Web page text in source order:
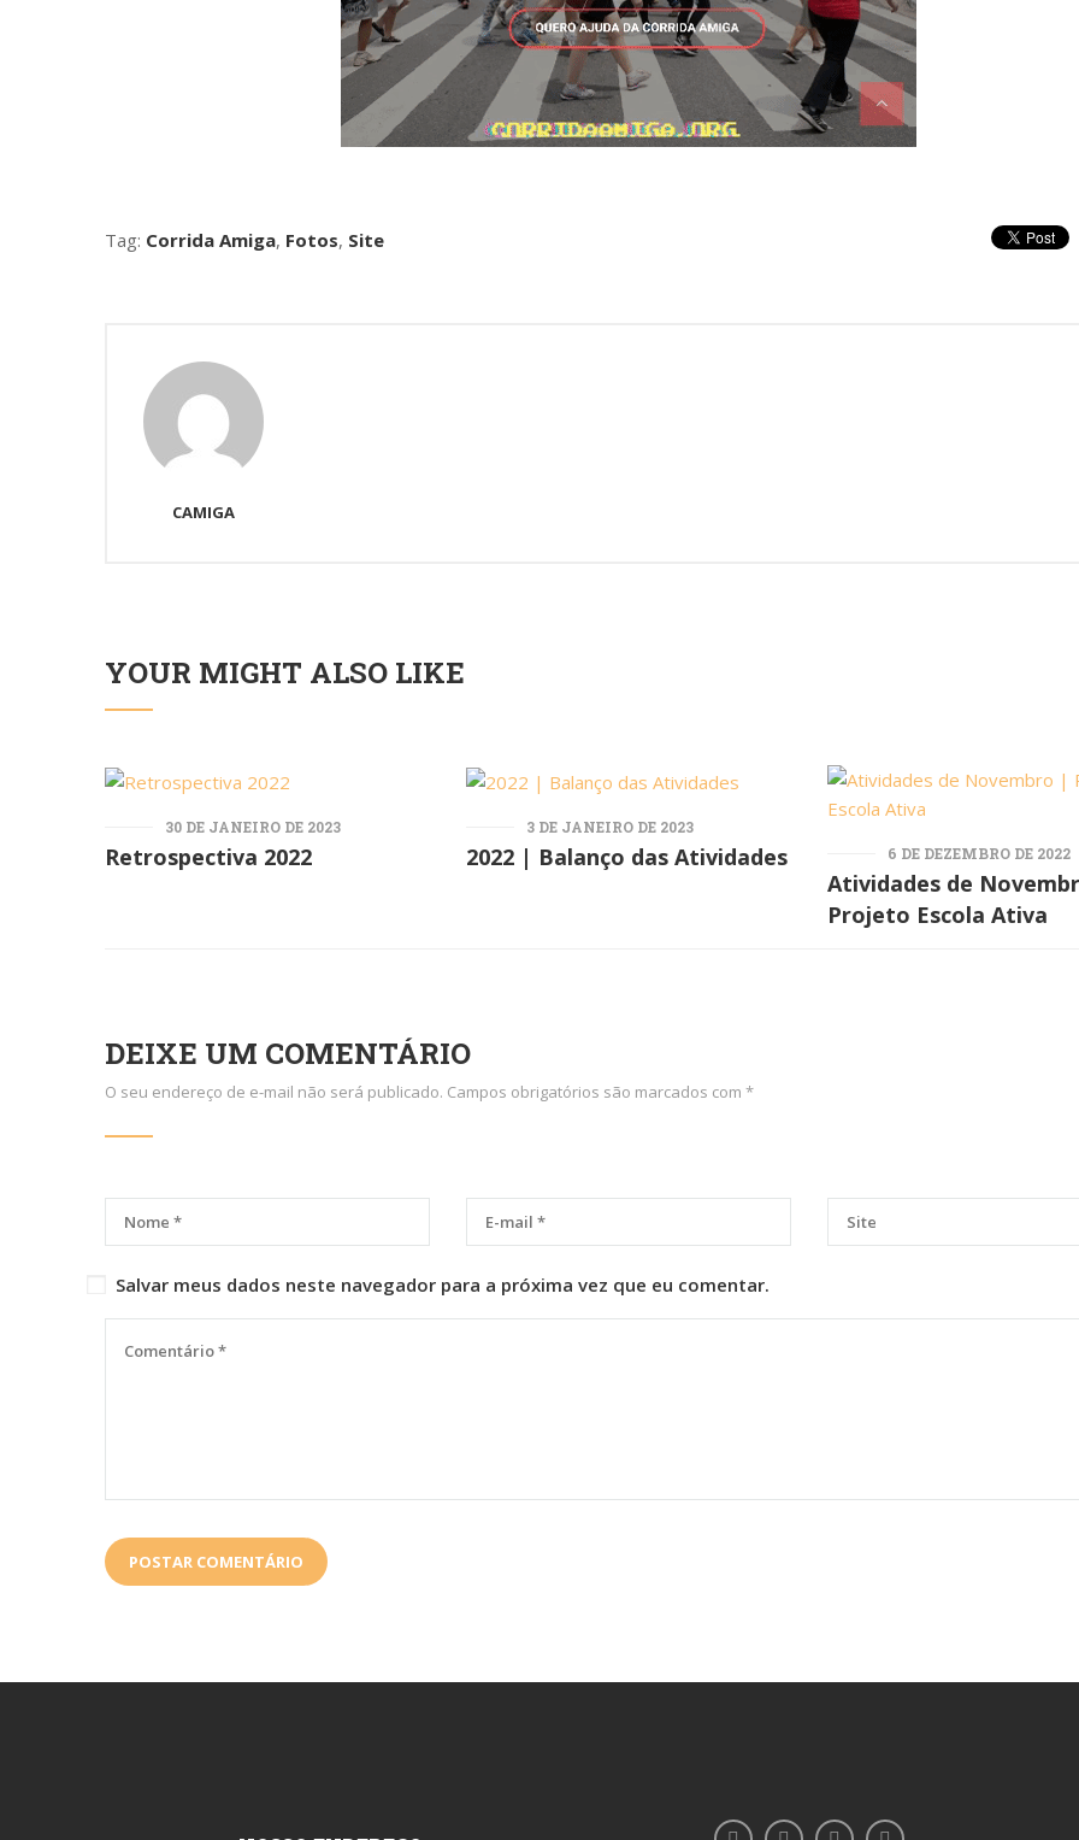
Tag: Corrida Amiga, Fotos, Site
CAMIGA
YOUR MIGHT ALSO LIKE
30 DE JANEIRO DE 2023
Retrospectiva 2022
3 DE JANEIRO DE 2023
2022 | Balanço das Atividades 6 DE DEZEMBRO DE 2022
Atividades de
Projeto Escola Ativa
DEIXE UM COMENTÁRIO
O seu endereço de e-mail não será publicado. Campos obrigatórios são marcados com *
Salvar meus dados neste navegador para a próxima vez que eu comentar.